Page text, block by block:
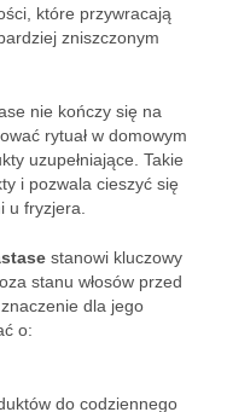
które przywracają
zniszczonym
nie kończy się na
rytuał w domowym
uzupełniające. Takie
i pozwala cieszyć się
u fryzjera.
stanowi kluczowy
stanu włosów przed
dla jego
o:
do codziennego